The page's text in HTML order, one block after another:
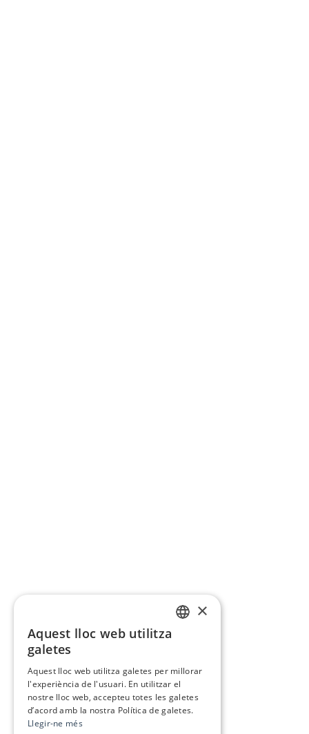
×
Aquest lloc web utilitza
galetes
Aquest lloc web utilitza galetes per millorar
l'experiència de l'usuari. En utilitzar el
nostre lloc web, accepteu totes les galetes
d’acord amb la nostra Política de galetes.
Llegir-ne més